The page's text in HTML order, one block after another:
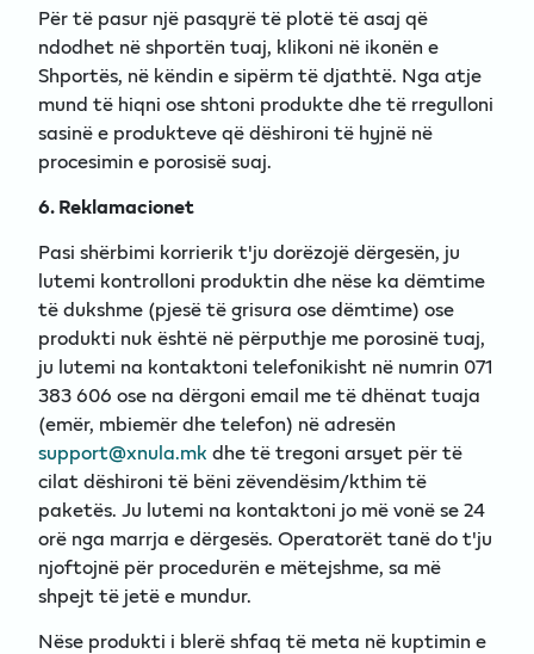
Për të pasur një pasqyrë të plotë të asaj që
ndodhet në shportën tuaj, klikoni në ikonën e
Shportës, në këndin e sipërm të djathtë. Nga atje
mund të hiqni ose shtoni produkte dhe të rregulloni
sasinë e produkteve që dëshironi të hyjnë në
procesimin e porosisë suaj.
6. Reklamacionet
Pasi shërbimi korrierik t'ju dorëzojë dërgesën, ju
lutemi kontrolloni produktin dhe nëse ka dëmtime
të dukshme (pjesë të grisura ose dëmtime) ose
produkti nuk është në përputhje me porosinë tuaj,
ju lutemi na kontaktoni telefonikisht në numrin 071
383 606 ose na dërgoni email me të dhënat tuaja
(emër, mbiemër dhe telefon) në adresën
support@xnula.mk dhe të tregoni arsyet për të
cilat dëshironi të bëni zëvendësim/kthim të
paketës. Ju lutemi na kontaktoni jo më vonë se 24
orë nga marrja e dërgesës. Operatorët tanë do t'ju
njoftojnë për procedurën e mëtejshme, sa më
shpejt të jetë e mundur.
Nëse produkti i blerë shfaq të meta në kuptimin e